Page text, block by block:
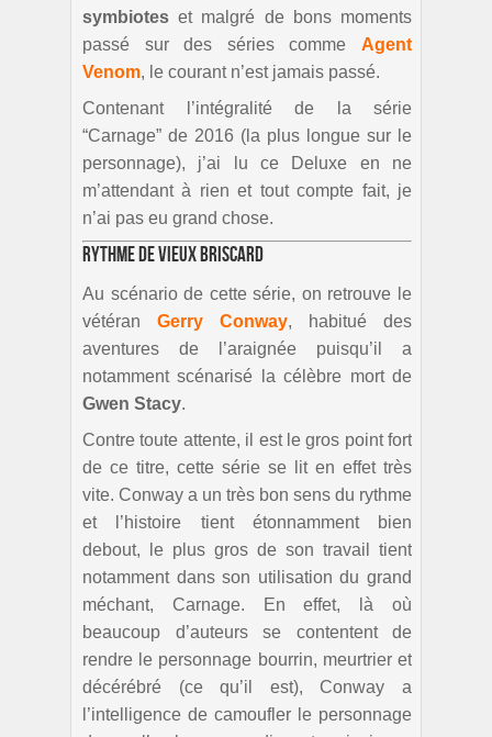
symbiotes et malgré de bons moments
passé sur des séries comme Agent
Venom, le courant n’est jamais passé.
Contenant l’intégralité de la série
“Carnage” de 2016 (la plus longue sur le
personnage), j’ai lu ce Deluxe en ne
m’attendant à rien et tout compte fait, je
n’ai pas eu grand chose.
Rythme de vieux briscard
Au scénario de cette série, on retrouve le
vétéran Gerry Conway, habitué des
aventures de l’araignée puisqu’il a
notamment scénarisé la célèbre mort de
Gwen Stacy.
Contre toute attente, il est le gros point fort
de ce titre, cette série se lit en effet très
vite. Conway a un très bon sens du rythme
et l’histoire tient étonnamment bien
debout, le plus gros de son travail tient
notamment dans son utilisation du grand
méchant, Carnage. En effet, là où
beaucoup d’auteurs se contentent de
rendre le personnage bourrin, meurtrier et
décérébré (ce qu’il est), Conway a
l’intelligence de camoufler le personnage